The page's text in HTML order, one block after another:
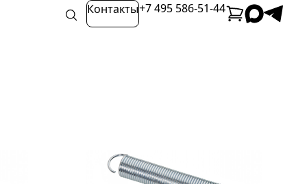
Контакты+7 495 586-51-44